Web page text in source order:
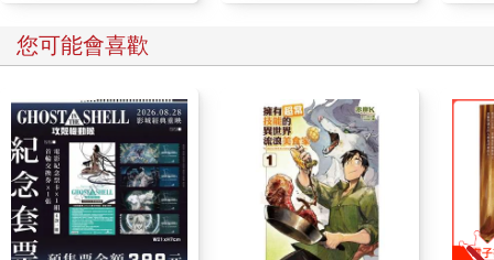
您可能會喜歡